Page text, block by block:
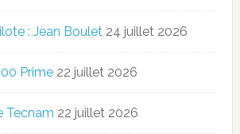
: Jean Boulet 24 juillet 2026
Prime 22 juillet 2026
Tecnam 22 juillet 2026